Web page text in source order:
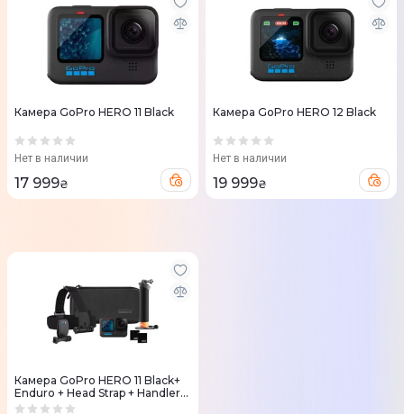
Камера GoPro HERO 11 Black
Нет в наличии
17 999₴
Камера GoPro HERO 12 Black
Нет в наличии
19 999₴
Камера GoPro HERO 11 Black+
Enduro + Head Strap + Handler
Floating